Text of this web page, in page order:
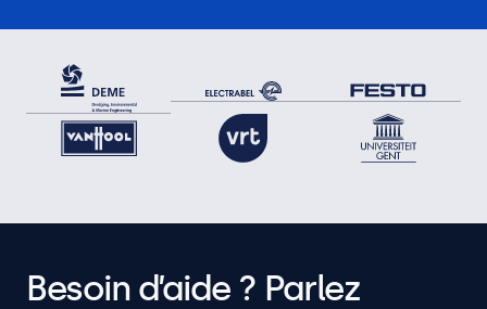
Besoin d’aide ? Parlez